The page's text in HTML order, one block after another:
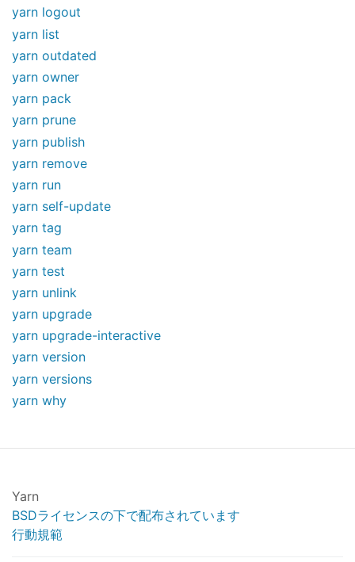
yarn logout
yarn list
yarn outdated
yarn owner
yarn pack
yarn prune
yarn publish
yarn remove
yarn run
yarn self-update
yarn tag
yarn team
yarn test
yarn unlink
yarn upgrade
yarn upgrade-interactive
yarn version
yarn versions
yarn why
Yarn
BSDライセンスの下で配布されています
行動規範